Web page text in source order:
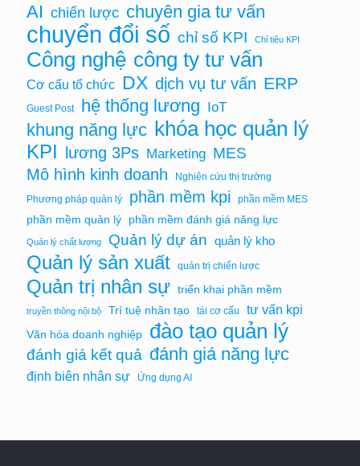
AI chiến lược chuyên gia tư vấn
chuyển đổi số chỉ số KPI Chỉ tiêu KPI
Công nghệ công ty tư vấn
Cơ cấu tổ chức DX dịch vụ tư vấn ERP
Guest Post hệ thống lương IoT
khung năng lực khóa học quản lý
KPI lương 3Ps Marketing MES
Mô hình kinh doanh
Nghiên cứu thị trường
Phương pháp quản lý
phần mềm kpi phần mềm MES
phần mềm quản lý phần mềm đánh giá năng lực
Quản lý chất lượng Quản lý dự án quản lý kho
Quản lý sản xuất quản trị chiến lược
Quản trị nhân sự triển khai phần mềm
truyền thông nội bộ Trí tuệ nhân tạo tái cơ cấu tư vấn kpi
Văn hóa doanh nghiệp đào tạo quản lý
đánh giá kết quả đánh giá năng lực
định biên nhân sự Ứng dụng AI